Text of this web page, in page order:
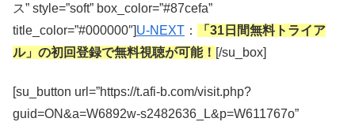
ス” style=”soft” box_color=”#87cefa”
title_color=”#000000″]U-NEXT ：
「31日間無料トライア
ル」の初回登録で無料視聴が可能！ [/su_box]
[su_button url=”https://t.afi-b.com/visit.php?
guid=ON&a=W6892w-s2482636_L&p=W611767o”